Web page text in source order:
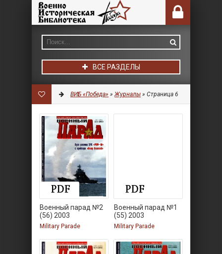
ВСЕ РАЗДЕЛЫ
ВИБ «Победа» »Журналы » Страница 6
Военный парад №2
(56) 2003
Military Parade
Военный парад №1
(55) 2003
Military Parade